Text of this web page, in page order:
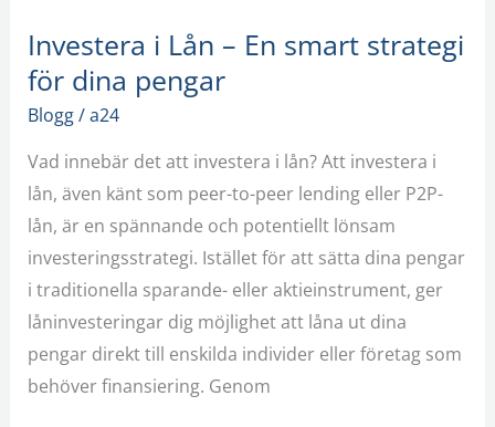
Investera i Lån – En smart strategi
för dina pengar
Blogg/a24
Vad innebär det att investera i lån? Att investera i
lån, även känt som peer-to-peer lending eller P2P-
lån, är en spännande och potentiellt lönsam
investeringsstrategi. Istället för att sätta dina pengar
i traditionella sparande- eller aktieinstrument, ger
låninvesteringar dig möjlighet att låna ut dina
pengar direkt till enskilda individer eller företag som
behöver finansiering. Genom
Lån
–
En
strategi
för
dina
pengar